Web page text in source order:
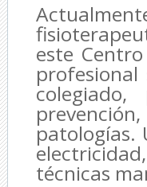
este
patologías.
técnicas